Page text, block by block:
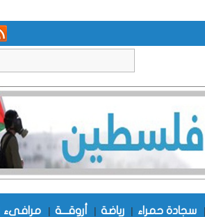
| سجادة حمراء | رياضة | أروقـــة | مرافىء